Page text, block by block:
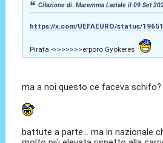
Citazione di: Maremma Laziale il 09 Set
https://x.com/UEFAEURO/status/
Pirata ->>>>>>>erporo Gyökeres
ma a noi questo ce faceva schifo?
battute a parte... ma in nazionale